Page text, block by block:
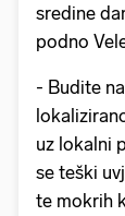
sredine
podno
- Budite
uz lokalni
se teški
te mokrih